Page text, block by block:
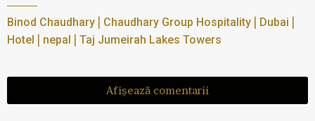
Binod Chaudhary Chaudhary Group Hospitality Dubai
Hotel nepal Taj Jumeirah Lakes Towers
Afișează comentarii